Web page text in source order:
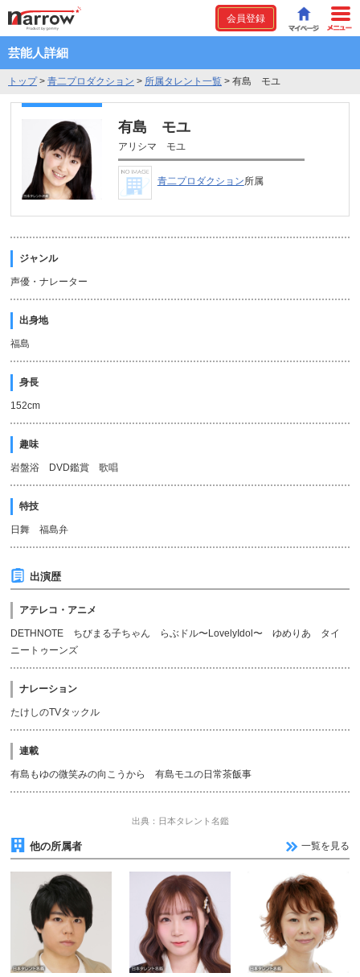
会員登録
芸能人詳細
トップ> 青二プロダクション > 所属タレント一覧 > 有島 モユ
有島 モユ
アリシマ モユ
青二プロダクション所属
ジャンル
声優・ナレーター
出身地
福島
身長
152cm
趣味
岩盤浴 DVD鑑賞 歌唱
特技
日舞 福島弁
出演歴
アテレコ・アニメ
DETHNOTE ちびまる子ちゃん らぶドル〜LovelyIdol〜 ゆめりあ タイ
ニートゥーンズ
ナレーション
たけしのTVタックル
連載
有島もゆの微笑みの向こうから 有島モユの日常茶飯事
出典：日本タレント名鑑
他の所属者 一覧を見る